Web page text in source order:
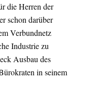
die Herren der
schon darüber
Verbundnetz
Industrie zu
Ausbau des
in seinem